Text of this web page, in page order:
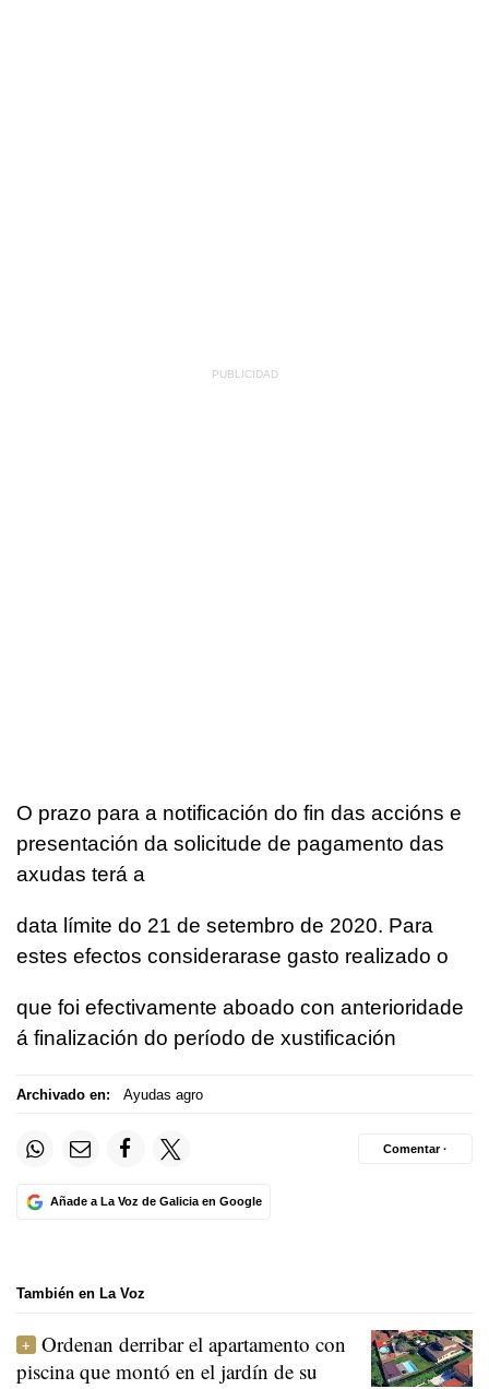
O prazo para a notificación do fin das accións e
presentación da solicitude de pagamento das
axudas terá a
data límite do 21 de setembro de 2020. Para
estes efectos considerarase gasto realizado o
que foi efectivamente aboado con anterioridade
á finalización do período de xustificación
Archivado en: Ayudas agro
Añade a La Voz de Galicia en Google
Comentar ·
También en La Voz
Ordenan derribar el apartamento con
piscina que montó en el jardín de su